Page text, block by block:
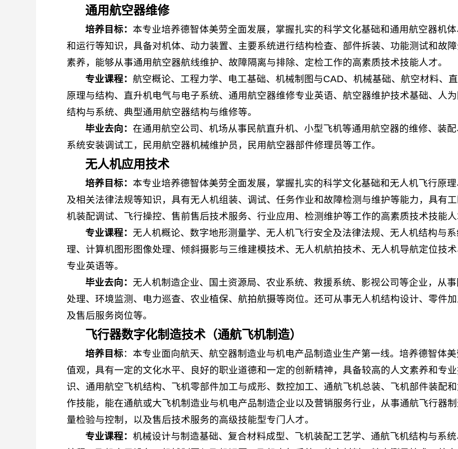
通用航空器维修
培养目标：本专业培养德智体美劳全面发展，掌握扎实的科学文化基础和通用航空器机
和运行等知识，具备对机体、动力装置、主要系统进行结构检查、部件拆装、功能测试和故
素养，能够从事通用航空器航线维护、故障隔离与排除、定检工作的高素质技术技能人才。
专业课程：航空概论、工程力学、电工基础、机械制图与CAD、机械基础、航空材料、
原理与结构、直升机电气与电子系统、通用航空器维修专业英语、航空器维护技术基础、人
结构与系统、典型通用航空器结构与维修等。
毕业去向：在通用航空公司、机场从事民航直升机、小型飞机等通用航空器的维修、装
系统安装调试工，民用航空器机械维护员，民用航空器部件修理员等工作。
无人机应用技术
培养目标：本专业培养德智体美劳全面发展，掌握扎实的科学文化基础和无人机飞行原
及相关法律法规等知识，具有无人机组装、调试、任务作业和故障检测与维护等能力，具有
机装配调试、飞行操控、售前售后技术服务、行业应用、检测维护等工作的高素质技术技能人
专业课程： 无人机概论、数字地形测量学、无人机飞行安全及法律法规、无人机结构与
理、计算机图形图像处理、倾斜摄影与三维建模技术、无人机航拍技术、无人机导航定位技
专业英语等。
毕业去向： 无人机制造企业、国土资源局、农业系统、救援系统、影视公司等企业，从
处理、环境监测、电力巡查、农业植保、航拍航摄等岗位。还可从事无人机结构设计、零件
及售后服务岗位等。
飞行器数字化制造技术（通航飞机制造）
培养目标：本专业面向航天、航空器制造业与机电产品制造业生产第一线。培养德智体
值观，具有一定的文化水平、良好的职业道德和一定的创新精神，具备较高的人文素养和专
识、通用航空飞机结构、飞机零部件加工与成形、数控加工、通航飞机总装、飞机部件装配
作技能，能在通航或大飞机制造业与机电产品制造企业以及营销服务行业，从事通航飞行器
量检验与控制，以及售后技术服务的高级技能型专门人才。
专业课程：机械设计与制造基础、复合材料成型、飞机装配工艺学、通航飞机结构与系